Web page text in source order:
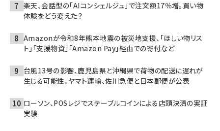
楽天、会話型の「AIコンシェルジュ」で注文額17％増。買い物
体験をどう変えた？
Amazonが令和8年熊本地震の被災地支援、「ほしい物リス
ト」「支援物資」「Amazon Pay」経由での寄付など
台風13号の影響、鹿児島県と沖縄県で荷物の配送に遅れが
生じる可能性。ヤマト運輸、佐川急便と日本郵便が公表
ローソン、POSレジでステーブルコインによる店頭決済の実証
実験